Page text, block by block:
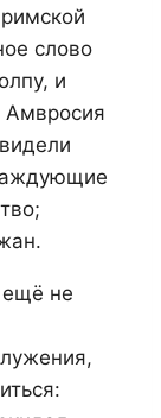
слово
и
Амвросия
не